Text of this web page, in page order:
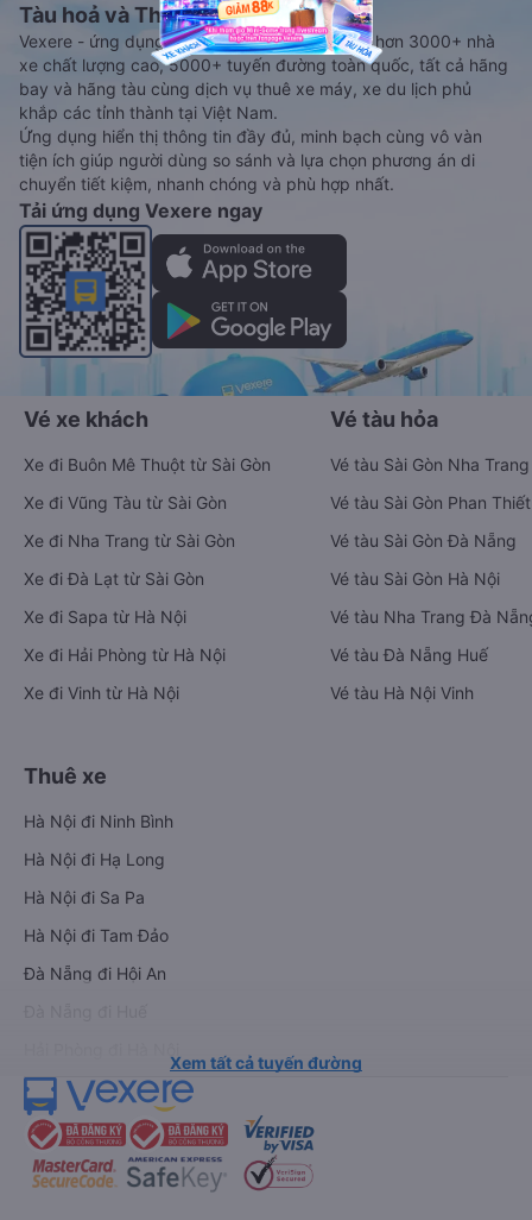
Tàu hoả và Thuê xe
Vexere - ứng dụng đặt vé đa phương tiện với hơn 3000+ nhà
xe chất lượng cao, 5000+ tuyến đường toàn quốc, tất cả hãng
bay và hãng tàu cùng dịch vụ thuê xe máy, xe du lịch phủ
khắp các tỉnh thành tại Việt Nam.
Ứng dụng hiển thị thông tin đầy đủ, minh bạch cùng vô vàn
tiện ích giúp người dùng so sánh và lựa chọn phương án di
chuyển tiết kiệm, nhanh chóng và phù hợp nhất.
Tải ứng dụng Vexere ngay
Vé xe khách
Xe đi Buôn Mê Thuột từ Sài Gòn
Xe đi Vũng Tàu từ Sài Gòn
Xe đi Nha Trang từ Sài Gòn
Xe đi Đà Lạt từ Sài Gòn
Xe đi Sapa từ Hà Nội
Xe đi Hải Phòng từ Hà Nội
Xe đi Vinh từ Hà Nội
Vé tàu hỏa
Vé tàu Sài Gòn Nha Trang
Vé tàu Sài Gòn Phan Thiết
Vé tàu Sài Gòn Đà Nẵng
Vé tàu Sài Gòn Hà Nội
Vé tàu Nha Trang Đà
Vé tàu Đà Nẵng Huế
Vé tàu Hà Nội Vinh
Thuê xe
Hà Nội đi Ninh Bình
Hà Nội đi Hạ Long
Hà Nội đi Sa Pa
Hà Nội đi Tam Đảo
Đà Nẵng đi Hội An
Xem tất cả tuyến đường